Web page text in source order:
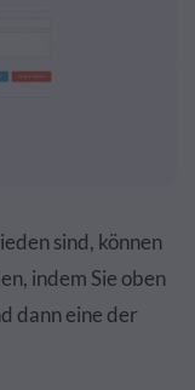
sind, können
indem Sie oben
dann eine der